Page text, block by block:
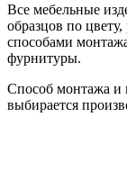
Все мебельные
образцов по
способами
фурнитуры.
Способ монтажа и
выбирается